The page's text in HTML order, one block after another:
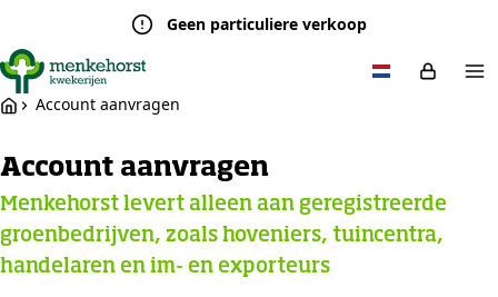
Geen particuliere verkoop
Account aanvragen
Account aanvragen
Menkehorst levert alleen aan geregistreerde
groenbedrijven, zoals hoveniers, tuincentra,
handelaren en im- en exporteurs